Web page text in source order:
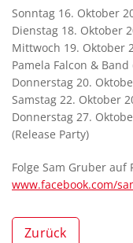
Sonntag 16. Oktober
Dienstag 18. Oktober
Mittwoch 19. Oktober
Pamela Falcon &
Donnerstag 20.
Samstag 22. Oktober
Donnerstag 27.
(Release Party)
Folge Sam Gruber auf
www.facebook.com/
Zurück